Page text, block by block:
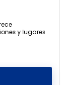
y lugares